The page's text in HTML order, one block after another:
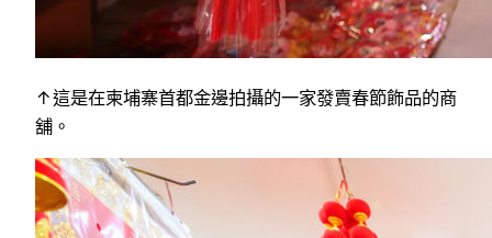
↑這是在柬埔寨首都金邊拍攝的一家發賣春節飾品的商
舖。